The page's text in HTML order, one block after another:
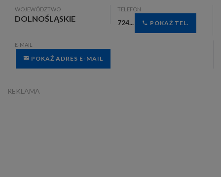
WOJEWÓDZTWO
DOLNOŚLĄSKIE
TELEFON
724... POKAŻ TEL.
E-MAIL
POKAŻ ADRES E-MAIL
REKLAMA